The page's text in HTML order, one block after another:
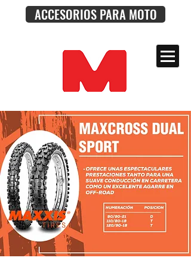
ACCESORIOS PARA MOTO